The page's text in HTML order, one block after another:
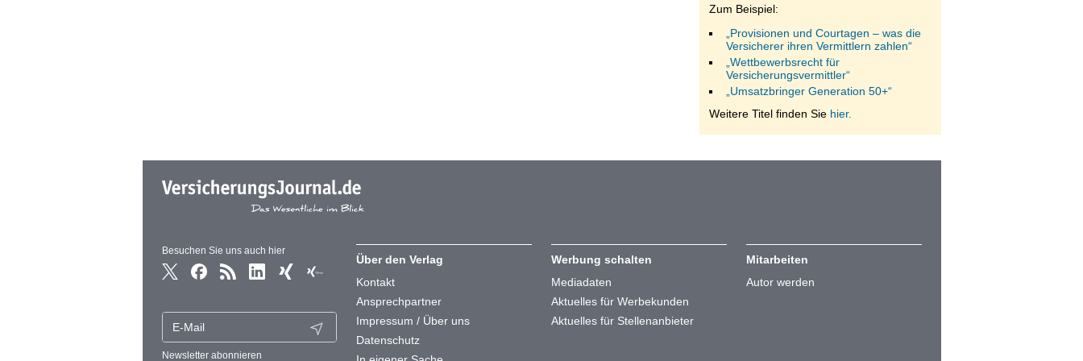
Zum Beispiel:
„Provisionen und Courtagen – was die
Versicherer ihren Vermittlern zahlen“
„Wettbewerbsrecht für
Versicherungsvermittler“
„Umsatzbringer Generation 50+“
Weitere Titel finden Sie hier.
Besuchen Sie uns auch hier
Newsletter abonnieren
Über den Verlag
Kontakt
Ansprechpartner
Impressum / Über uns
Datenschutz
Werbung schalten
Mediadaten
Aktuelles für Werbekunden
Aktuelles für Stellenanbieter
Mitarbeiten
Autor werden